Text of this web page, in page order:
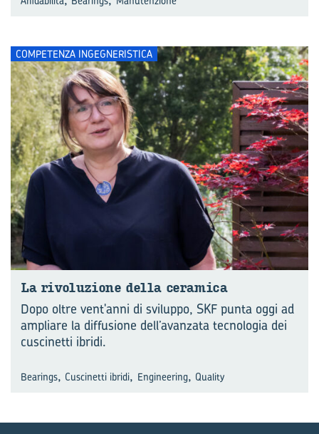
COMPETENZA INGEGNERISTICA
La ri­vo­lu­zio­ne della ce­ra­mi­ca
Dopo oltre vent'anni di sviluppo, SKF punta oggi ad
ampliare la diffusione dell’avanzata tecnologia dei
cuscinetti ibridi.
Bearings, Cuscinetti ibridi, Engineering, Quality